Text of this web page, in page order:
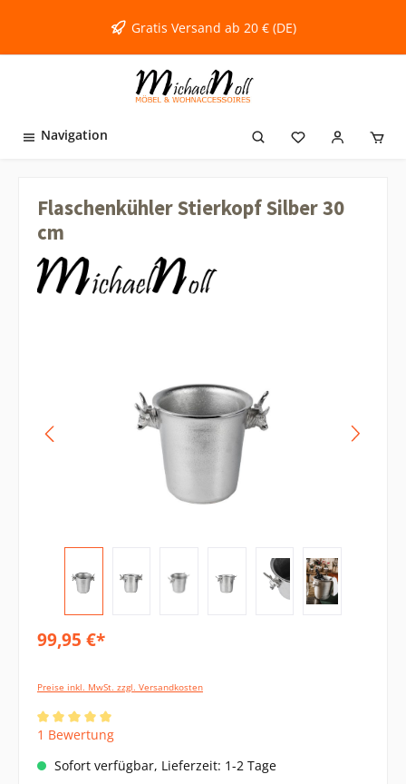
Gratis Versand ab 20 € (DE)
Navigation
Flaschenkühler Stierkopf Silber 30
cm
99,95 €*
Preise inkl. MwSt. zzgl. Versandkosten
Durchschnittliche Bewertung von 5 von 5 Sternen
1 Bewertung
Sofort verfügbar, Lieferzeit: 1-2 Tage